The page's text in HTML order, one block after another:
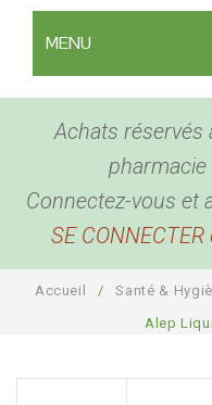
MENU
SANTÉ & HYGIÈNE
Hygiène buccale et
Biométrie
Produits de beauté
Coutellerie
Sport, détente et
BÉBÉ & MAMAN
Pour bébé
ACCESSOIRES
COMPTE PRO
Votre panier est
TOTAL:
Achats réservés
pharmacie
Connectez-vous et
SE
Accueil / Santé &
Alep